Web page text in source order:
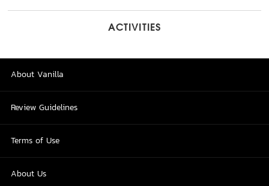
ACTIVITIES
About Vanilla
Review Guidelines
Terms of Use
About Us